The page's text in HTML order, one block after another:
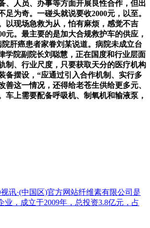
人员、办事等方面开展良性合作，但出
足为奇。一碰头就说要收2000元，以至。
以现场急救为从，怕有麻烦，感觉不吉
元。最主要的是加大合规救护车的供应，
肝癌患者家眷刘某说道。病院未成立台
学院副院长刘聪慧，正在国度和行业层面
制、行业尺度，只要获取天分的医疗机构
备摆设，“应通过引入合作机制、实行多
善这一情况，还得给老苍生供给更多元、
车上需要配备呼吸机、制氧机和输液泵，
讯·(中国区)官方网站纤维素有限公司是
业，成立于2009年，总投资3.8亿元，占